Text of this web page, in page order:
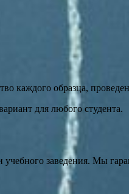
каждого образца,
для любого студента.
учебного заведения. Мы